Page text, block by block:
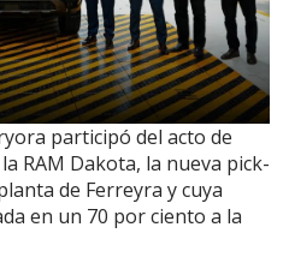
participó del acto de
RAM Dakota, la nueva pick-
de Ferreyra y cuya
en un 70 por ciento a la